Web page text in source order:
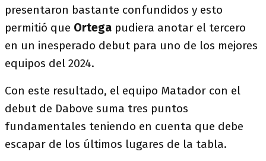
presentaron bastante confundidos y esto
permitió que Ortega pudiera anotar el tercero
en un inesperado debut para uno de los mejores
equipos del 2024.
Con este resultado, el equipo Matador con el
debut de Dabove suma tres puntos
fundamentales teniendo en cuenta que debe
escapar de los últimos lugares de la tabla.